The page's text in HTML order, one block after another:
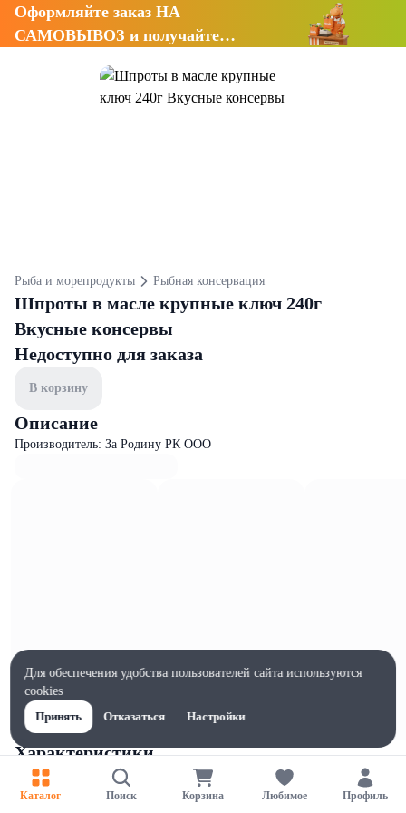
Оформляйте заказ НА
САМОВЫВОЗ и получайте
Рыба и морепродукты Рыбная консервация
Шпроты в масле крупные ключ 240г
Вкусные консервы
Недоступно для заказа
В корзину
Описание
Производитель: За Родину РК ООО
Характеристики
Ширина, мм
100
Каталог Поиск Корзина Любимое Профиль
Для обеспечения удобства пользователей сайта используются
cookies
Принять
Отказаться Настройки